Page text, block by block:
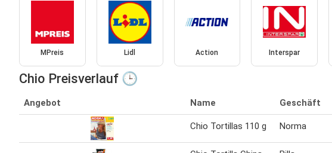
MPreis Lidl Action Interspar
Chio Preisverlauf 🕒
Angebot Name Geschäft
Chio Tortillas 110 g Norma